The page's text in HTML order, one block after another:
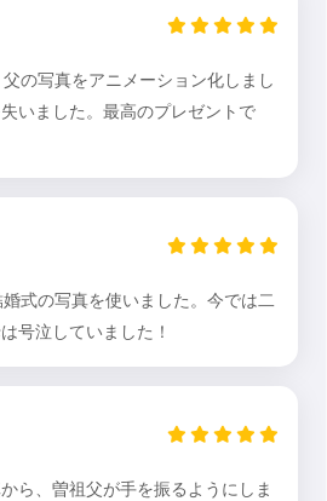
の写真をアニメーション化しまし
いました。最高のプレゼントで
式の写真を使いました。今では二
号泣していました！
ら、曽祖父が手を振るようにしま
ることにより、以下に同意したことに
返金ポリシー